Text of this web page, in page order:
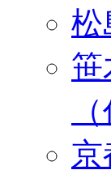
松
笹
京